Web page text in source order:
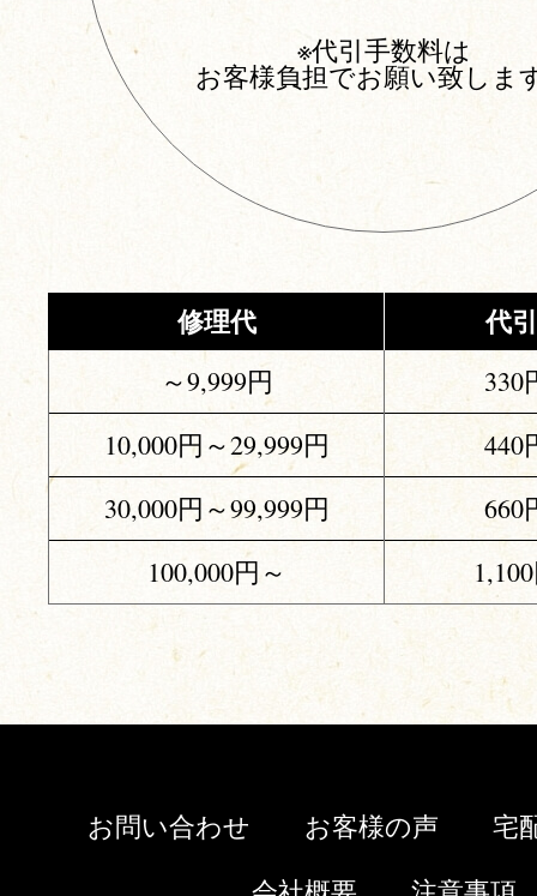
※代引手数料は
お客様負担でお願い致しま
修理代 代
～9,999円
330
10,000円～29,999円
440
30,000円～99,999円
660
100,000円～
お問い合わせ お客様の声 宅